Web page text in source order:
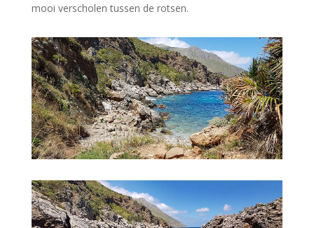
mooi verscholen tussen de rotsen.